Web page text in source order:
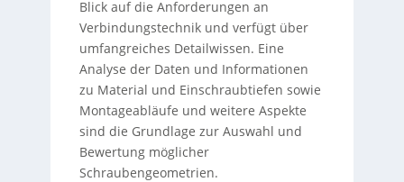
Blick auf die Anforderungen an
Verbindungstechnik und verfügt über
umfangreiches Detailwissen. Eine
Analyse der Daten und Informationen
zu Material und Einschraubtiefen sowie
Montageabläufe und weitere Aspekte
sind die Grundlage zur Auswahl und
Bewertung möglicher
Schraubengeometrien.